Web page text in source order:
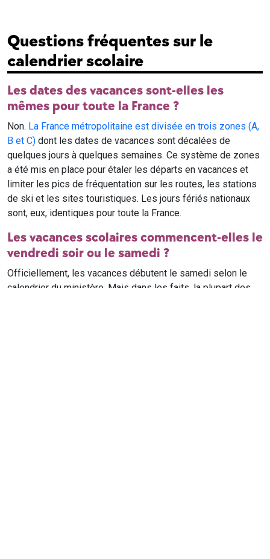
Questions fréquentes sur le
calendrier scolaire
Les dates des vacances sont-elles les
mêmes pour toute la France ?
Non. La France métropolitaine est divisée en trois zones (A,
B et C) dont les dates de vacances sont décalées de
quelques jours à quelques semaines. Ce système de zones
a été mis en place pour étaler les départs en vacances et
limiter les pics de fréquentation sur les routes, les stations
de ski et les sites touristiques. Les jours fériés nationaux
sont, eux, identiques pour toute la France.
Les vacances scolaires commencent-elles le
vendredi soir ou le samedi ?
Officiellement, les vacances débutent le samedi selon le
calendrier du ministère. Mais dans les faits, la plupart des